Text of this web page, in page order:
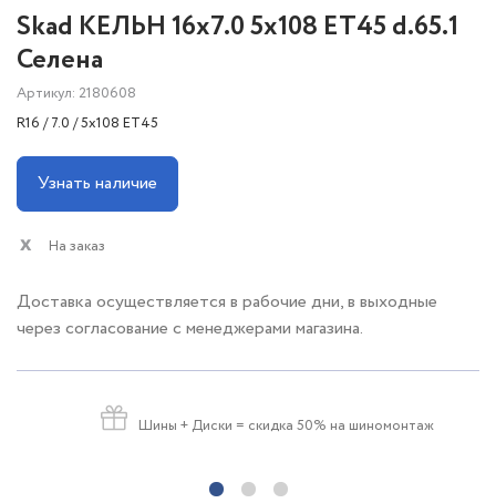
Skad КЕЛЬН 16x7.0 5x108 ET45 d.65.1
Селена
Артикул: 2180608
R16 / 7.0 / 5x108 ET45
Узнать наличие
На заказ
Доставка осуществляется в рабочие дни, в выходные
через согласование с менеджерами магазина.
Шины + Диски = скидка 50% на шиномонтаж